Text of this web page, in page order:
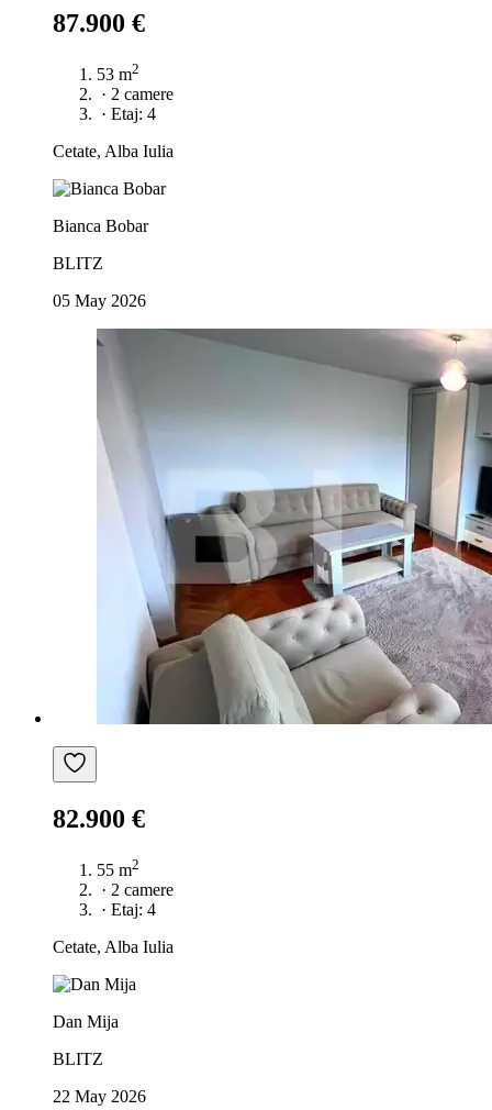
87.900 €
53 m2
· 2 camere
· Etaj: 4
Cetate, Alba Iulia
Bianca Bobar
BLITZ
05 May 2026
82.900 €
55 m2
· 2 camere
· Etaj: 4
Cetate, Alba Iulia
Dan Mija
BLITZ
22 May 2026